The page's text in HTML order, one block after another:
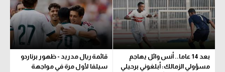
بعد 14 عاما.. أنس وائل يهاجم
مسؤولي الزمالك: أبلغوني برحيلي
قائمة ريال مدريد - ظهور برناردو
سيلفا لأول مرة في مواجهة